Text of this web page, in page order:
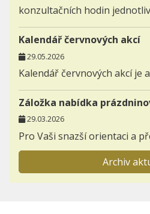
konzultačních hodin
Kalendář červnových akcí
29.05.2026
Kalendář červnových akcí je
Záložka nabídka
29.03.2026
Pro Vaši snazší orientaci a
zakládáme novou záložku
PRÁZDNINOVÝCH AKTIVIT.
Archiv